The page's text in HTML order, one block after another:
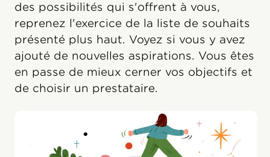
des possibilités qui s'offrent à vous,
reprenez l'exercice de la liste de souhaits
présenté plus haut. Voyez si vous y avez
ajouté de nouvelles aspirations. Vous êtes
en passe de mieux cerner vos objectifs et
de choisir un prestataire.